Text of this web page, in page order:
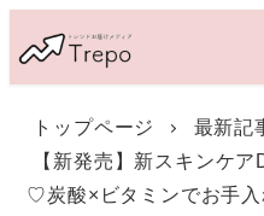
イ
トップページ 最新記
【新発売】新スキンケ
♡炭酸×ビタミンでお手入